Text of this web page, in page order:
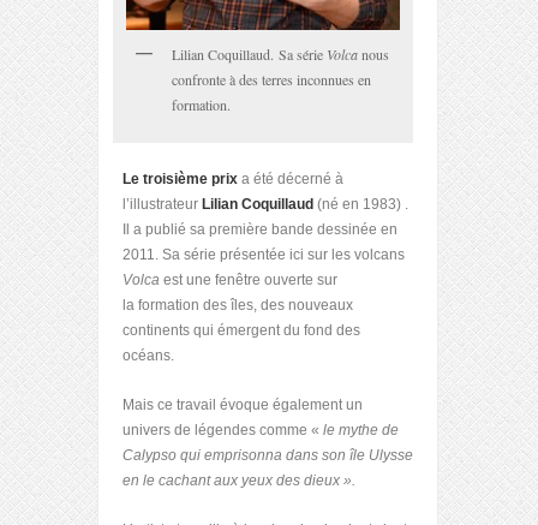
Lilian Coquillaud. Sa sérieVolcanous
confronte à des terres inconnues en
formation.
Le troisième prix a été décerné à
l’illustrateur Lilian Coquillaud (né en 1983) .
Il a publié sa première bande dessinée en
2011. Sa série présentée ici sur les volcans
Volca est une fenêtre ouverte sur
la formation des îles, des nouveaux
continents qui émergent du fond des
océans.
Mais ce travail évoque également un
univers de légendes comme « le mythe de
Calypso qui emprisonna dans son île Ulysse
en le cachant aux yeux des dieux ».